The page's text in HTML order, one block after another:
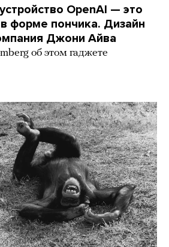
OpenAI — это
форме пончика. Дизайн
Джони Айва
об этом гаджете